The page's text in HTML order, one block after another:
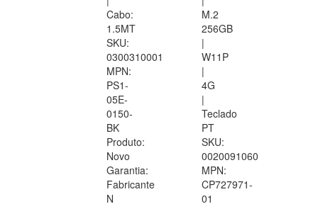
Cabo:
1.5MT
SKU:
0300310001
MPN:
PS1-
05E-
0150-
BK
Produto:
Novo
Garantia:
Fabricante
N
M.2
256GB
|
W11P
|
4G
|
Teclado
PT
SKU:
0020091060
MPN:
CP727971-
01